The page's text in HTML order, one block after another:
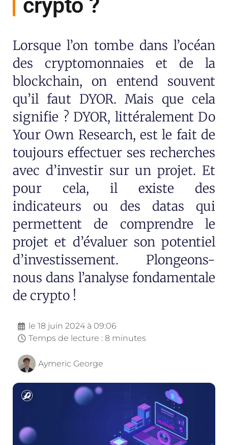
crypto ?
Lorsque l’on tombe dans l’océan
des cryptomonnaies et de la
blockchain, on entend souvent
qu’il faut DYOR. Mais que cela
signifie ? DYOR, littéralement Do
Your Own Research, est le fait de
toujours effectuer ses recherches
avec d’investir sur un projet. Et
pour cela, il existe des
indicateurs ou des datas qui
permettent de comprendre le
projet et d’évaluer son potentiel
d’investissement. Plongeons-
nous dans l’analyse fondamentale
de crypto !
le 18 juin 2024 à 09:06
Temps de lecture : 8 minutes
Aymeric George